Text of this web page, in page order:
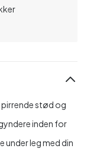
pirrende stød og
inden for
under leg med din